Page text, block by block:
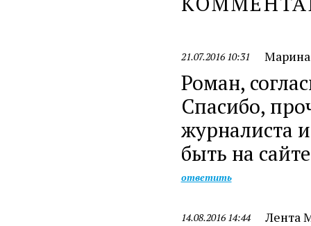
21.07.2016 10:31
Роман,
Спасибо,
журналиста
быть на
ответить
14.08.2016 14:44 Лента